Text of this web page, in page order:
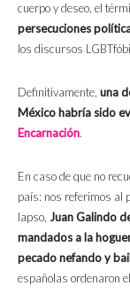
cuerpo y deseo, el
persecuciones
los discursos
Definitivamente, una
México habría sido
Encarnación.
En caso de que no
país: nos referimos al
lapso, Juan Galindo
mandados a la
pecado nefando y
españolas ordenaron